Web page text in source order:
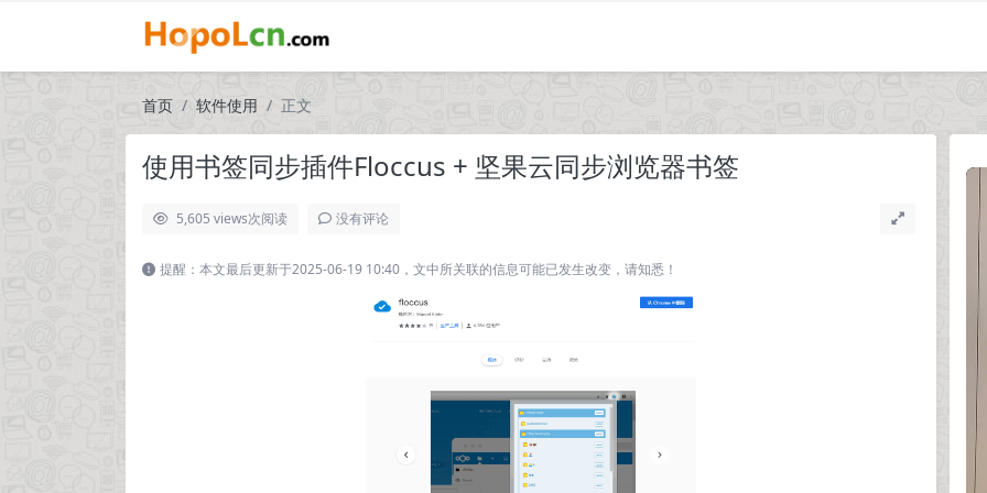
首页 软件使用 正文
使用书签同步插件Floccus + 坚果云同步浏览器书签
5,605 views次阅读 没有评论
提醒：本文最后更新于2025-06-19 10:40，文中所关联的信息可能已发生改变，请知悉！